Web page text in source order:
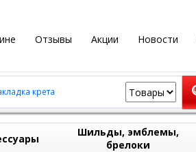
Отзывы Акции Новости
крета
Шильды, эмблемы,
брелоки